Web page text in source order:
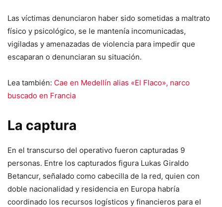
Las víctimas denunciaron haber sido sometidas a maltrato
físico y psicológico, se le mantenía incomunicadas,
vigiladas y amenazadas de violencia para impedir que
escaparan o denunciaran su situación.
Lea también: Cae en Medellín alias «El Flaco», narco
buscado en Francia
La captura
En el transcurso del operativo fueron capturadas 9
personas. Entre los capturados figura Lukas Giraldo
Betancur, señalado como cabecilla de la red, quien con
doble nacionalidad y residencia en Europa habría
coordinado los recursos logísticos y financieros para el